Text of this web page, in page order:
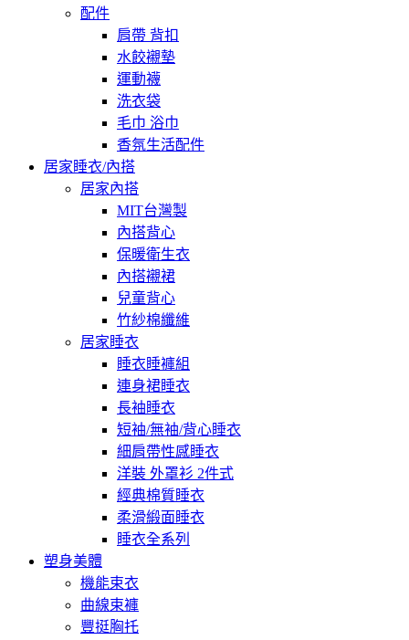
配件
肩帶 背扣
水餃襯墊
運動襪
洗衣袋
毛巾 浴巾
香氛生活配件
居家睡衣/內搭
居家內搭
MIT台灣製
內搭背心
保暖衛生衣
內搭襯裙
兒童背心
竹紗棉纖維
居家睡衣
睡衣睡褲組
連身裙睡衣
長袖睡衣
短袖/無袖/背心睡衣
細肩帶性感睡衣
洋裝 外罩衫 2件式
經典棉質睡衣
柔滑緞面睡衣
睡衣全系列
塑身美體
機能束衣
曲線束褲
豐挺胸托